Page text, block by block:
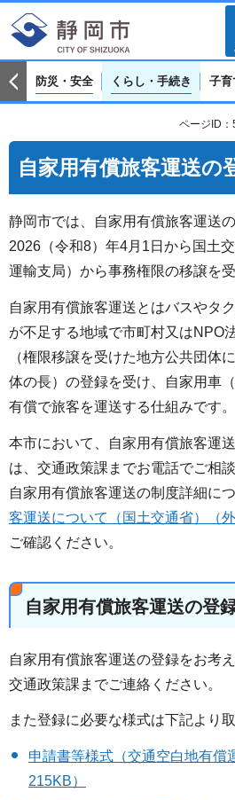
防災・安全 くらし・手続き 子育
ページID
自家用有償旅客運送の
静岡市では、自家用有償旅客運送
2026（令和8）年4月1日から国土
運輸支局）から事務権限の移譲を受
自家用有償旅客運送とはバスやタ
が不足する地域で市町村又はNPO
（権限移譲を受けた地方公共団体
体の長）の登録を受け、自家用車
有償で旅客を運送する仕組みです。
本市において、自家用有償旅客運
は、交通政策課までお電話でご相談
自家用有償旅客運送の制度詳細につ
客運送について（国土交通省）（
ご確認ください。
自家用有償旅客運送の登
自家用有償旅客運送の登録をお考
交通政策課までご連絡ください。
また登録に必要な様式は下記より
申請書等様式（交通空白地有償
215KB）